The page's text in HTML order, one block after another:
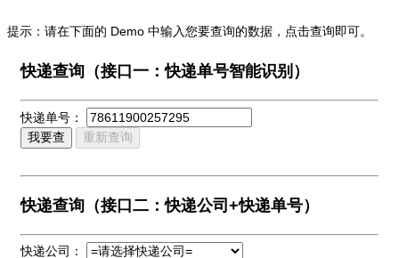
提示：请在下面的 Demo 中输入您要查询的数据，点击查询即可。
快递查询（接口一：快递单号智能识别）
快递单号：
我要查
重新查询
快递查询（接口二：快递公司+快递单号）
快递公司：